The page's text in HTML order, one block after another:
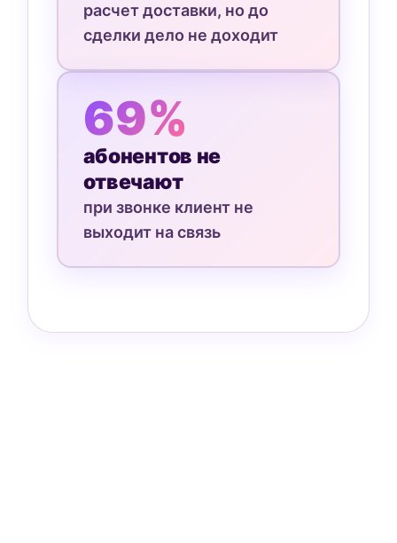
расчет доставки, но до
сделки дело не доходит
69%
абонентов не
отвечают
при звонке клиент не
выходит на связь